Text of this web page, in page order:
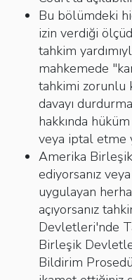
Bu bölümdeki
izin verdiği
tahkim
mahkemede
tahkimi zorunlu
davayı
hakkında
veya iptal etme
Amerika
ediyorsanız
uygulayan
açıyorsanız
Devletleri'nde
Birleşik
Bildirim